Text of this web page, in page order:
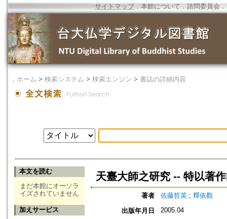
サイトマップ．本館について ． 諮問委員会 ．
． ホーム > 検索システム > 検索エンジン > 書誌の詳細内容
本文を読む
まだ本館にオーソラ
イズされていません
加えサービス
天臺大師之研究 -- 特以著
著者 佐藤哲英 ; 釋依觀
出版年月日
2005.04